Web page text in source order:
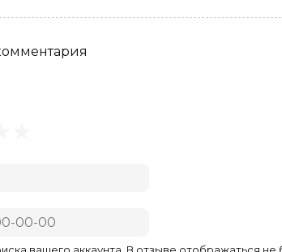
вашего аккаунта. В отзыве отображаться не